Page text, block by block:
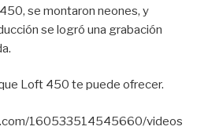
se montaron neones, y
se logró una grabación
Loft 450 te puede ofrecer.
160533514545660/videos